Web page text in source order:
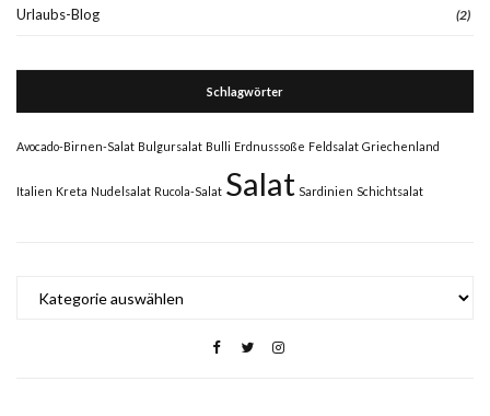
Urlaubs-Blog (2)
Schlagwörter
Avocado-Birnen-Salat Bulgursalat Bulli Erdnusssoße Feldsalat Griechenland
Italien Kreta Nudelsalat Rucola-Salat Salat Sardinien Schichtsalat